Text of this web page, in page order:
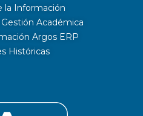
la Información
Académica
Argos ERP
Históricas